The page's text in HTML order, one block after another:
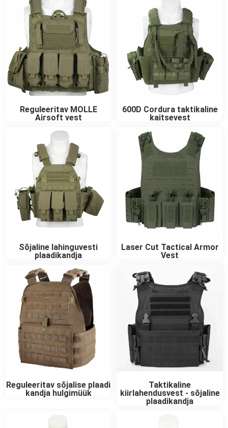
Reguleeritav MOLLE
Airsoft vest
600D Cordura taktikaline
kaitsevest
Sõjaline lahinguvesti
plaadikandja
Laser Cut Tactical Armor
Vest
Reguleeritav sõjalise plaadi
kandja hulgimüük
Taktikaline
kiirlahendusvest - sõjaline
plaadikandja